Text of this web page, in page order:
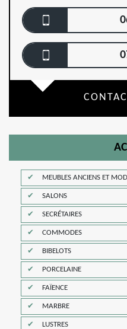
MEUBLES ANCIENS ET
SALONS
SECRÉTAIRES
COMMODES
BIBELOTS
PORCELAINE
FAÏENCE
MARBRE
LUSTRES